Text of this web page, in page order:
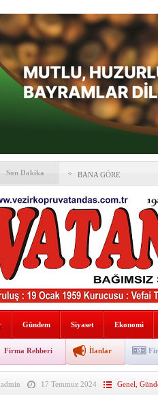
Son Dakika BANA GÖRE
Vezirköprü CHP’de istifa
HAYATIN İÇİNDEN
Kaybettiklerimiz
NÖBETÇİ ECZANELER
Okullarda yeni dönem:
değişti
taşınıyor
Hafif ticari araç takla
“Yaz Seninle Güzel”
Gündem Siyaset Ekonomi
Firma Rehberi İlanlar
admin 17 Temmuz 2024 Genel